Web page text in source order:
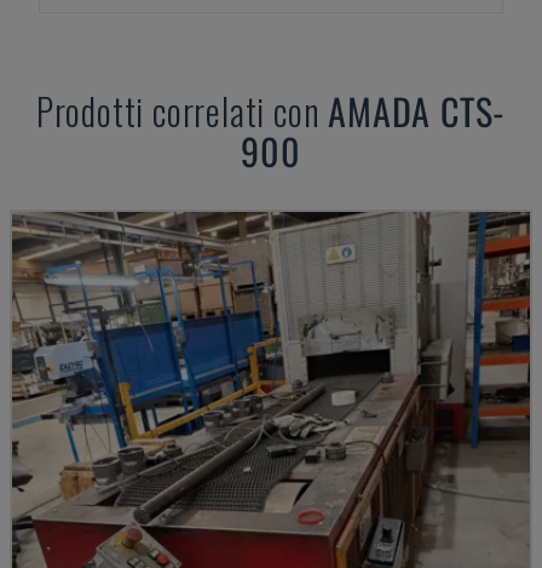
Prodotti correlati conAMADA CTS-
900